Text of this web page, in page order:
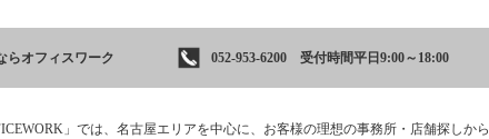
らオフィスワーク 052-953-6200 受付時間平日9:00～18:00
」では、名古屋エリアを中心に、お客様の理想の事務所・店舗探しから